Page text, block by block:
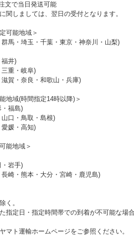
文で当日発送可能
関しましては、翌日の受付となります。
可能地域＞
馬・埼玉・千葉・東京・神奈川・山梨)
福井)
重・岐阜)
賀・奈良・和歌山・兵庫)
地域(時間指定14時以降)＞
福島)
口・鳥取・島根)
媛・高知)
能地域＞
岩手)
崎・熊本・大分・宮崎・鹿児島)
く。
指定日・指定時間帯での到着が不可能な場
マト運輸ホームページをご参照ください。